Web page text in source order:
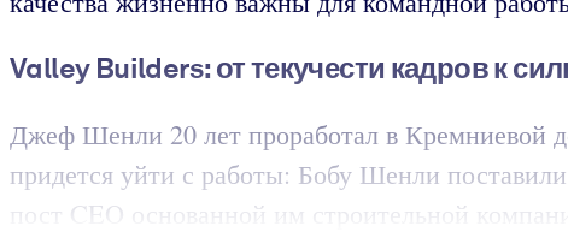
Valley Builders:от текучести кадров к
Джеф Шенли 20 лет проработал в Кремниевой
придется уйти с работы: Бобу Шенли
пост CEO основанной им строительной